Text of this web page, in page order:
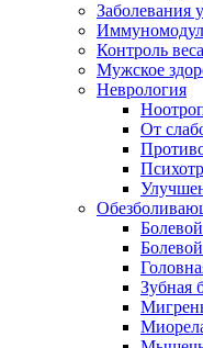
Заболевания
Контроль веса
Мужское
Неврология
От
Зубная